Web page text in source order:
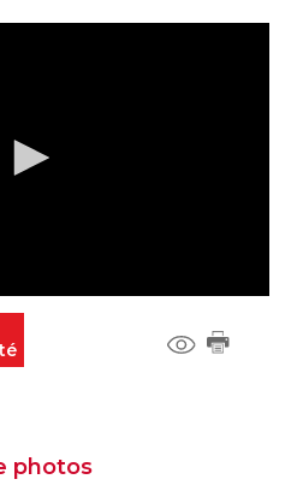
photos